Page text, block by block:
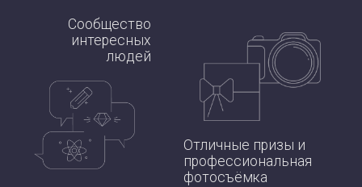
Сообщество
интересных
людей
Отличные призы и
профессиональная
фотосъёмка